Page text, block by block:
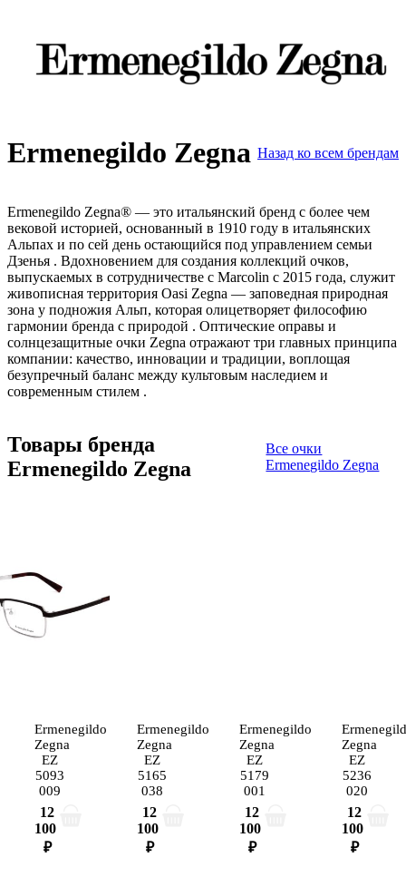
Ermenegildo Zegna Назад ко всем брендам
Ermenegildo Zegna® — это итальянский бренд с более чем
вековой историей, основанный в 1910 году в итальянских
Альпах и по сей день остающийся под управлением семьи
Дзенья . Вдохновением для создания коллекций очков,
выпускаемых в сотрудничестве с Marcolin с 2015 года, служит
живописная территория Oasi Zegna — заповедная природная
зона у подножия Альп, которая олицетворяет философию
гармонии бренда с природой . Оптические оправы и
солнцезащитные очки Zegna отражают три главных принципа
компании: качество, инновации и традиции, воплощая
безупречный баланс между культовым наследием и
современным стилем .
Товары бренда
Ermenegildo Zegna
Все очки
Ermenegildo Zegna
Ermenegildo
Zegna
EZ
5093
009
12
100
₽
Ermenegildo
Zegna
EZ
5165
038
12
100
₽
Ermenegildo
Zegna
EZ
5179
001
12
100
₽
Zegna
EZ
5236
020
12
100
₽